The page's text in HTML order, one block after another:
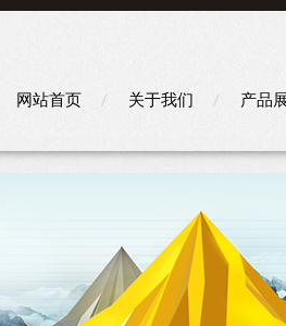
网站首页 关于我们 产品